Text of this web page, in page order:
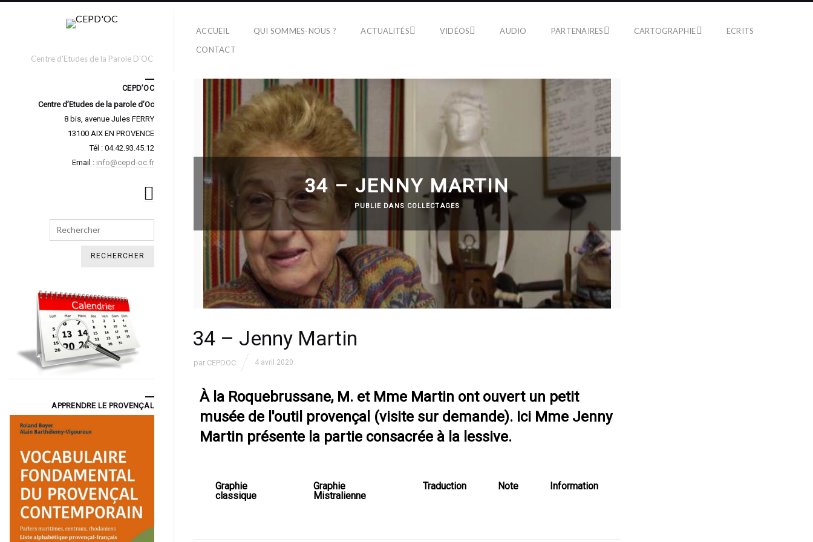
Centre d'Etudes de la Parole D'OC
ACCUEIL QUI SOMMES-NOUS ? ACTUALITÉS VIDÉOS AUDIO PARTENAIRES CARTOGRAPHIE
ECRITS
CONTACT
34 – JENNY MARTIN
PUBLIE DANS COLLECTAGES
34 – Jenny Martin
par CEPDOC 4 avril 2020
À la Roquebrussane, M. et Mme Martin ont ouvert un petit
musée de l'outil provençal (visite sur demande). Ici Mme Jenny
Martin présente la partie consacrée à la lessive.
Graphie
classique
Graphie
Mistralienne
Traduction Note Information
CEPD’OC
Centre d’Etudes de la parole d’Oc
8 bis, avenue Jules FERRY
13100 AIX EN PROVENCE
Tél : 04.42.93.45.12
Email : info@cepd-oc.fr
Search
APPRENDRE LE PROVENÇAL